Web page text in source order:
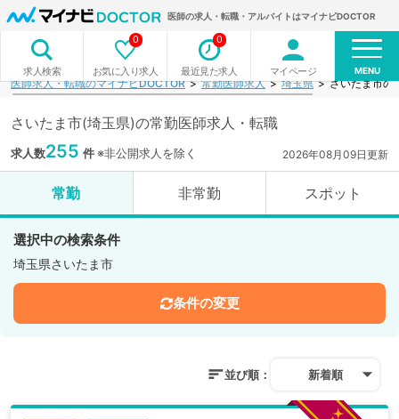
医師の求人・転職・アルバイトはマイナビDOCTOR
求人検索 お気に入り求人
0
最近見た求人
0
マイページ MENU
医師求人・転職のマイナビDOCTOR 常勤医師求人 埼玉県 さいたま市の
さいたま市(埼玉県)の常勤医師求人・転職
求人数255 件※非公開求人を除く 2026年08月09日更新
常勤 非常勤 スポット
選択中の検索条件
埼玉県さいたま市
条件の変更
並び順： 新着順